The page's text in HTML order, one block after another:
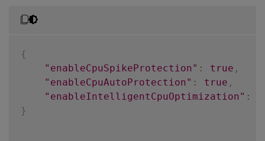
{
"enableCpuSpikeProtection" : true ,
"enableCpuAutoProtection" : true ,
"enableIntelligentCpuOptimization" :
}